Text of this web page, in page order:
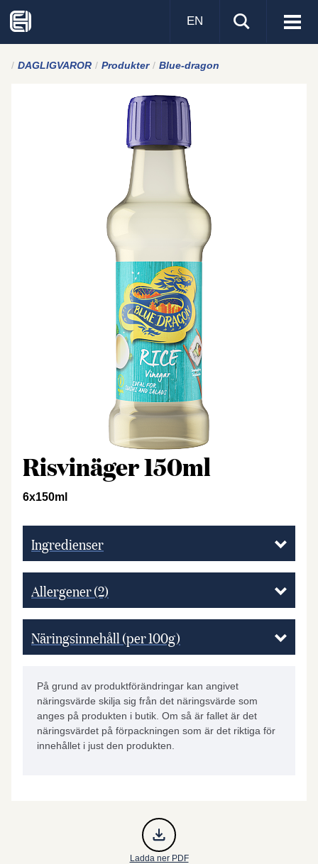
Visa
EN
DAGLIGVAROR Produkter Blue-dragon
Risvinäger 150ml
6x150ml
Ingredienser
Allergener(2)
Näringsinnehåll (per 100g)
På grund av produktförändringar kan angivet
näringsvärde skilja sig från det näringsvärde som
anges på produkten i butik. Om så är fallet är det
näringsvärdet på förpackningen som är det riktiga för
innehållet i just den produkten.
Ladda ner PDF